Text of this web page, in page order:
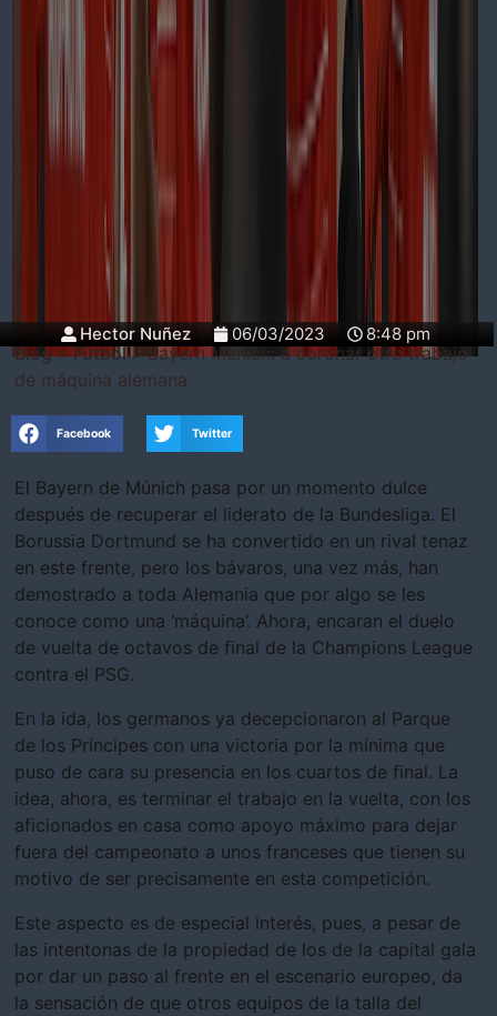
Hector Nuñez 06/03/2023 8:48 pm
Blog»Fútbol»Bayern Munich: a coronar otro trabajo
de máquina alemana
Facebook Twitter
El Bayern de Múnich pasa por un momento dulce
después de recuperar el liderato de la Bundesliga. El
Borussia Dortmund se ha convertido en un rival tenaz
en este frente, pero los bávaros, una vez más, han
demostrado a toda Alemania que por algo se les
conoce como una ‘máquina’. Ahora, encaran el duelo
de vuelta de octavos de final de la Champions League
contra el PSG.
En la ida, los germanos ya decepcionaron al Parque
de los Príncipes con una victoria por la mínima que
puso de cara su presencia en los cuartos de final. La
idea, ahora, es terminar el trabajo en la vuelta, con los
aficionados en casa como apoyo máximo para dejar
fuera del campeonato a unos franceses que tienen su
motivo de ser precisamente en esta competición.
Este aspecto es de especial interés, pues, a pesar de
las intentonas de la propiedad de los de la capital gala
por dar un paso al frente en el escenario europeo, da
la sensación de que otros equipos de la talla del